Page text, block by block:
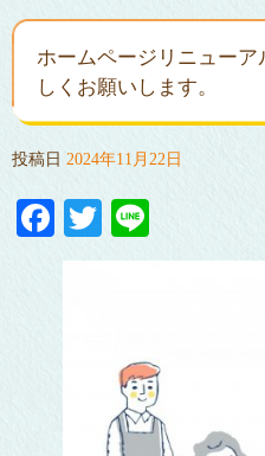
ホームページリニュー
しくお願いします。
投稿日 2024年11月22日
Facebook
Twitter